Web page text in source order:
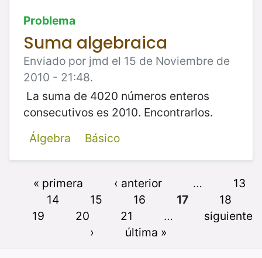
Problema
Suma algebraica
Enviado por jmd el 15 de Noviembre de
2010 - 21:48.
La suma de 4020 números enteros
consecutivos es 2010. Encontrarlos.
Álgebra
Básico
« primera ‹ anterior …
13
14
15 16 17
18
19
20 21 …
siguiente
›
última »